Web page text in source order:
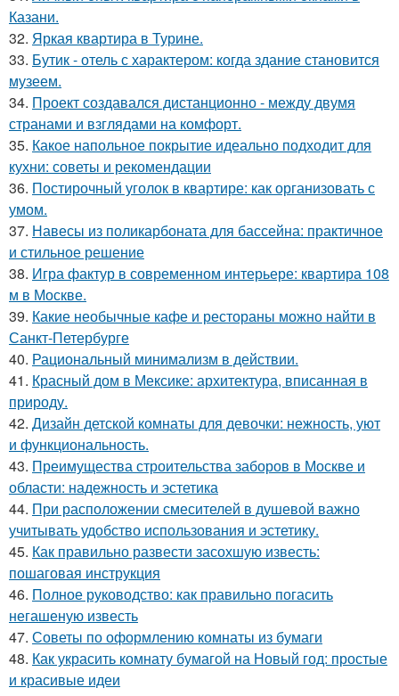
Казани.
32. Яркая квартира в Турине.
33. Бутик - отель с характером: когда здание становится
музеем.
34. Проект создавался дистанционно - между двумя
странами и взглядами на комфорт.
35. Какое напольное покрытие идеально подходит для
кухни: советы и рекомендации
36. Постирочный уголок в квартире: как организовать с
умом.
37. Навесы из поликарбоната для бассейна: практичное
и стильное решение
38. Игра фактур в современном интерьере: квартира 108
м в Москве.
39. Какие необычные кафе и рестораны можно найти в
Санкт-Петербурге
40. Рациональный минимализм в действии.
41. Красный дом в Мексике: архитектура, вписанная в
природу.
42. Дизайн детской комнаты для девочки: нежность, уют
и функциональность.
43. Преимущества строительства заборов в Москве и
области: надежность и эстетика
44. При расположении смесителей в душевой важно
учитывать удобство использования и эстетику.
45. Как правильно развести засохшую известь:
пошаговая инструкция
46. Полное руководство: как правильно погасить
негашеную известь
47. Советы по оформлению комнаты из бумаги
48. Как украсить комнату бумагой на Новый год: простые
и красивые идеи